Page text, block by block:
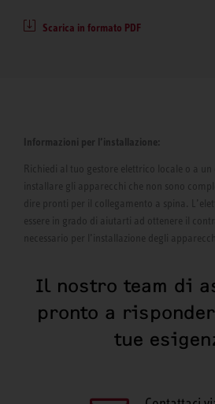
Scarica in formato PDF
Informazioni per l’installazione:
Richiedi al tuo gestore elettrico locale o a un
installare gli apparecchi che non sono
dire pronti per il collegamento a spina.
essere in grado di aiutarti ad ottenere il
necessario per l’installazione degli apparecchi.
Il nostro team di
pronto a
tue